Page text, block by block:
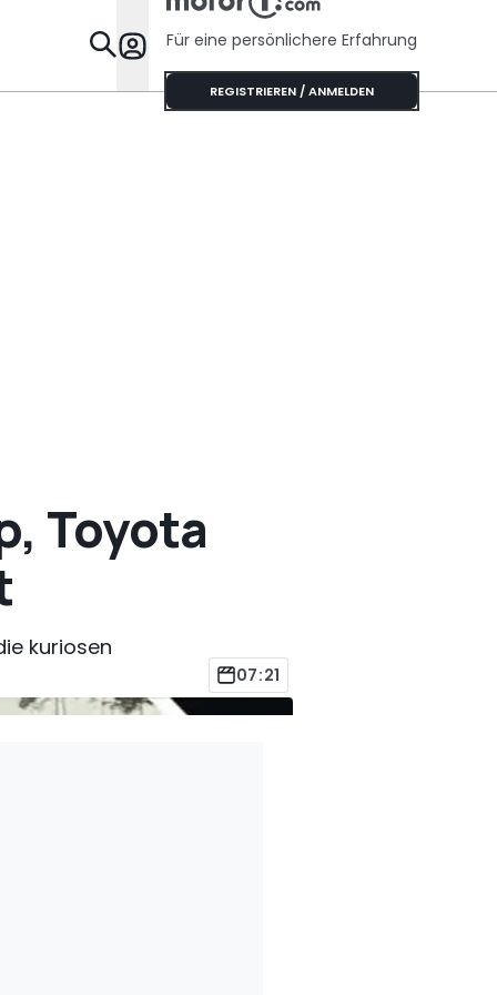
Specials
Für eine persönlichere Erfahrung
REGISTRIEREN / ANMELDEN
Toyota
kuriosen
07:21